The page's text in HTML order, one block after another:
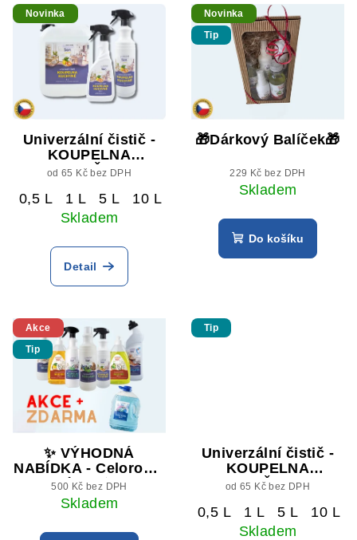
Novinka
Univerzální čistič -
KOUPELNA
KUCHYNĚ Citrus
od 65 Kč bez DPH
0,5 L 1 L 5 L
10 L
Skladem
Detail
Novinka
Tip
🎁Dárkový Balíček🎁
229 Kč bez DPH
Skladem
Do košíku
Akce
Tip
✨ VÝHODNÁ
NABÍDKA - Celoroční
úklid ✨
500 Kč bez DPH
Skladem
Tip
Univerzální čistič -
KOUPELNA
KUCHYNĚ eukalypt
od 65 Kč bez DPH
0,5 L 1 L 5 L
10 L
Skladem